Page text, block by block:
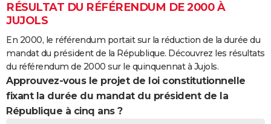
RÉSULTAT DU RÉFÉRENDUM DE 2000 À
JUJOLS
En 2000, le référendum portait sur la réduction de la durée du
mandat du président de la République. Découvrez les résultats
du référendum de 2000 sur le quinquennat à Jujols.
Approuvez-vous le projet de loi constitutionnelle
fixant la durée du mandat du président de la
République à cinq ans ?